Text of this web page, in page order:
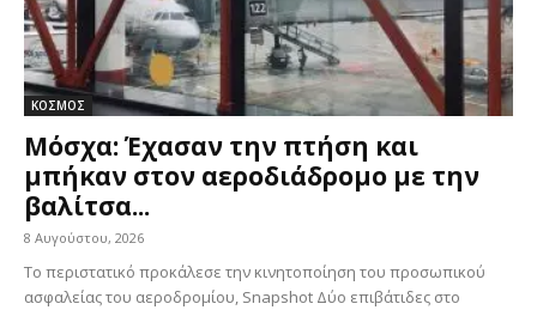
ΚΟΣΜΟΣ
Μόσχα: Έχασαν την πτήση και
μπήκαν στον αεροδιάδρομο με την
βαλίτσα...
8 Αυγούστου, 2026
Το περιστατικό προκάλεσε την κινητοποίηση του προσωπικού
ασφαλείας του αεροδρομίου, Snapshot Δύο επιβάτιδες στο